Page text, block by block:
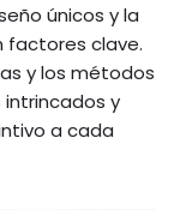
únicos y la
factores clave.
y los métodos
y
a cada